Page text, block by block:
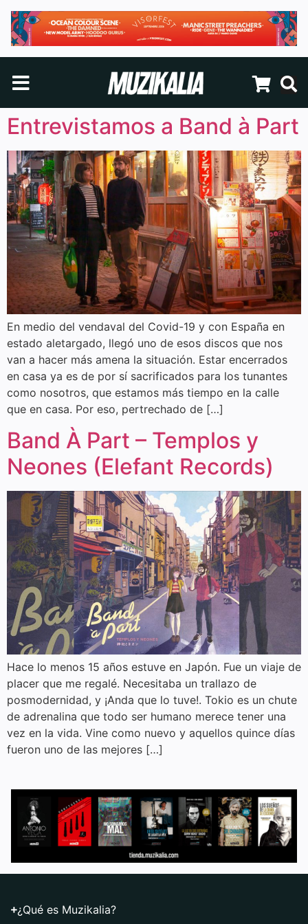
Entrevistamos a Band à Part
En medio del vendaval del Covid-19 y con España en
estado aletargado, llegó uno de esos discos que nos
van a hacer más amena la situación. Estar encerrados
en casa ya es de por sí sacrificados para los tunantes
como nosotros, que estamos más tiempo en la calle
que en casa. Por eso, pertrechado de […]
Band À Part – Templos y
Neones (Elefant Records)
Hace lo menos 15 años estuve en Japón. Fue un viaje de
placer que me regalé. Necesitaba un trallazo de
posmodernidad, y ¡Anda que lo tuve!. Tokio es un chute
de adrenalina que todo ser humano merece tener una
vez en la vida. Vine como nuevo y aquellos quince días
fueron uno de las mejores […]
¿Qué es Muzikalia?